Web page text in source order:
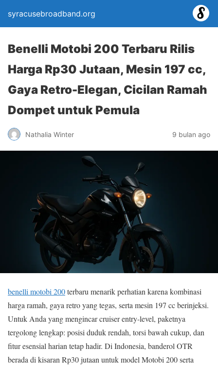
syracusebroadband.org
Benelli Motobi 200 Terbaru Rilis
Harga Rp30 Jutaan, Mesin 197 cc,
Gaya Retro-Elegan, Cicilan Ramah
Dompet untuk Pemula
Nathalia Winter 9 bulan ago
benelli motobi 200terbaru menarik perhatian karena kombinasi
harga ramah, gaya retro yang tegas, serta mesin 197 cc berinjeksi.
Untuk Anda yang mengincar cruiser entry-level, paketnya
tergolong lengkap: posisi duduk rendah, torsi bawah cukup, dan
fitur esensial harian tetap hadir. Di Indonesia, banderol OTR
berada di kisaran Rp30 jutaan untuk model Motobi 200 serta